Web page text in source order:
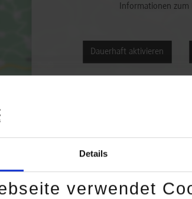
Details
verwendet
Informationen zum
Dauerhaft aktivieren
Anschrift /